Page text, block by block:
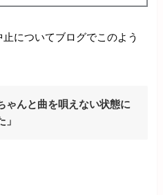
についてブログでこのよう
ゃんと曲を唄えない状態に